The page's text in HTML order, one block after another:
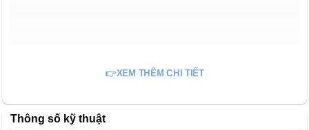
👉XEM THÊM CHI TIẾT
Thông số kỹ thuật